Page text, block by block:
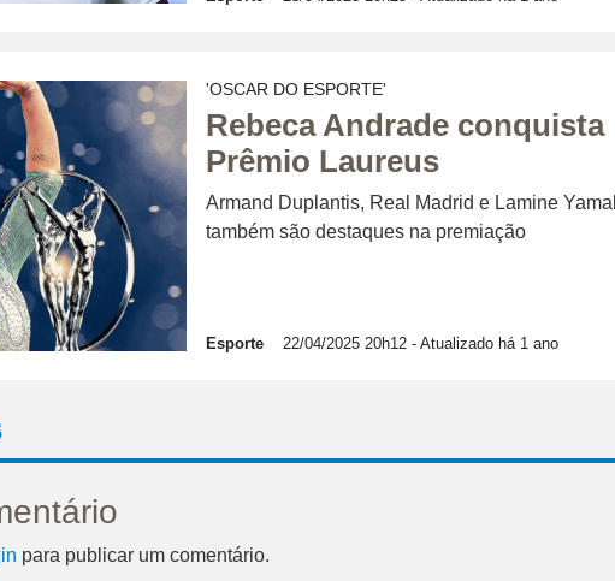
'OSCAR DO ESPORTE'
Rebeca Andrade conquista
Prêmio Laureus
Armand Duplantis, Real Madrid e Lamine Yamal
também são destaques na premiação
Esporte 22/04/2025 20h12 - Atualizado há 1 ano
para publicar um comentário.